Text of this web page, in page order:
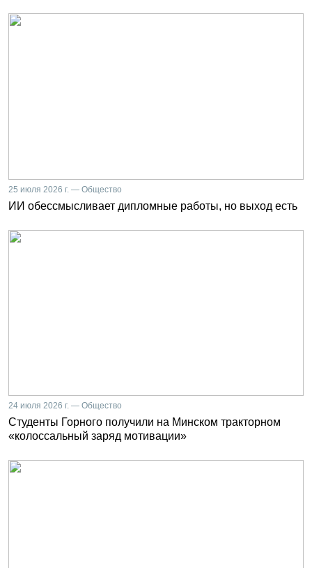
25 июля 2026 г. — Общество
ИИ обессмысливает дипломные работы, но выход есть
24 июля 2026 г. — Общество
Студенты Горного получили на Минском тракторном
«колоссальный заряд мотивации»